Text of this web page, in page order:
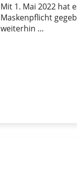
Mit 1. Mai 2022 hat
Maskenpflicht
weiterhin …